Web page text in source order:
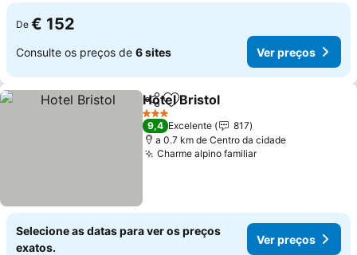
De € 152
Consulte os preços de 6 sites Ver preços
PartilharAdicionar aos favoritos
Hotel Bristol
3 Estrelas
9,4 Excelente
817
a 0.7 km de Centro da cidade
Charme alpino familiar
Selecione as datas para ver os preços
exatos.
Ver preços